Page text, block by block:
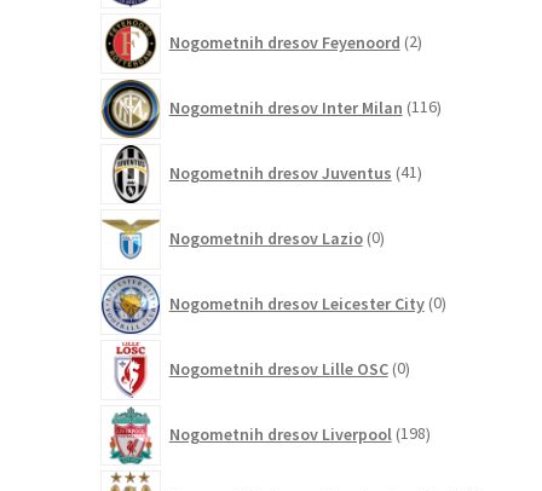
Nogometnih dresov Feyenoord 2izdelka
Nogometnih dresov Inter Milan 116izdelkov
Nogometnih dresov Juventus 41izdelkov
Nogometnih dresov Lazio 0izdelkov
Nogometnih dresov Leicester City 0izdelkov
Nogometnih dresov Lille OSC 0izdelkov
Nogometnih dresov Liverpool 198izdelkov